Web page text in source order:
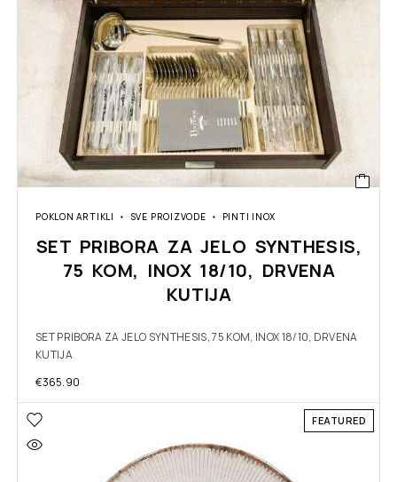
POKLON ARTIKLI SVE PROIZVODE PINTI INOX
SET PRIBORA ZA JELO SYNTHESIS,
75 KOM, INOX 18/10, DRVENA
KUTIJA
SET PRIBORA ZA JELO SYNTHESIS, 75 KOM, INOX 18/10, DRVENA
KUTIJA
€365.90
FEATURED